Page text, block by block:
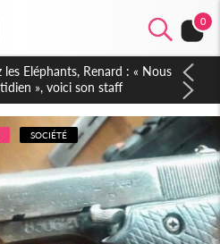
0
de l'Indépendance, les Forces
leur puissance et
la Nation
SOCIÉTÉ